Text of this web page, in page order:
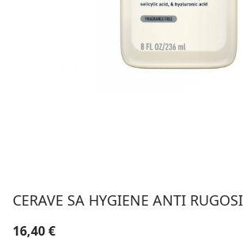
CERAVE SA HYGIENE ANTI
16,40€